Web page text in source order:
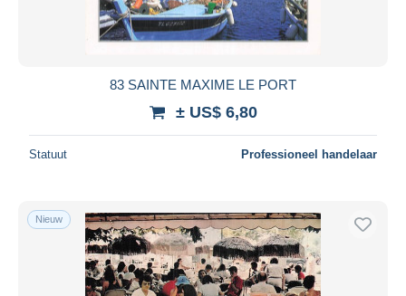
83 SAINTE MAXIME LE PORT
± US$ 6,80
Statuut Professioneel handelaar
Nieuw